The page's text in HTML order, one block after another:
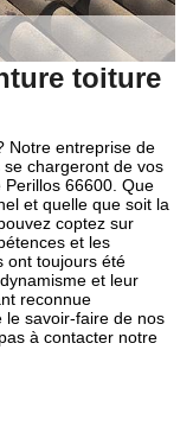
toiture
Notre entreprise de
chargeront de vos
66600. Que
et quelle que soit la
coptez sur
et les
ont toujours été
et leur
reconnue
le savoir-faire de nos
à contacter notre